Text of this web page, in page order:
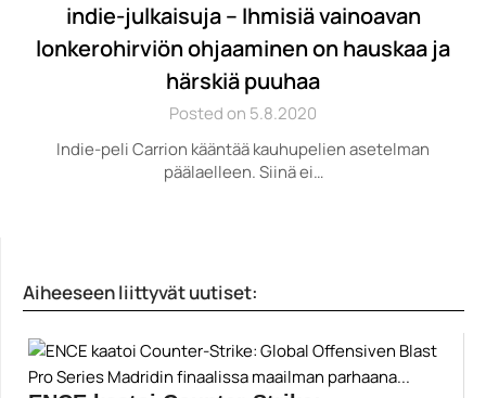
indie-julkaisuja – Ihmisiä vainoavan
lonkerohirviön ohjaaminen on hauskaa ja
härskiä puuhaa
Posted on 5.8.2020
Indie-peli Carrion kääntää kauhupelien asetelman
päälaelleen. Siinä ei…
Aiheeseen liittyvät uutiset: